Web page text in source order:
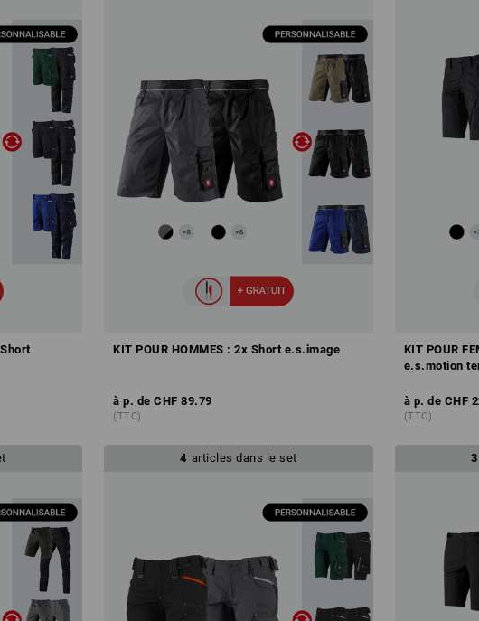
KIT POUR HOMMES : 2x Short e.s.image
à p. de CHF 89.79
(TTC)
KIT POUR
e.s.motion
à p. de CHF
(TTC)
4 articles dans le set 3